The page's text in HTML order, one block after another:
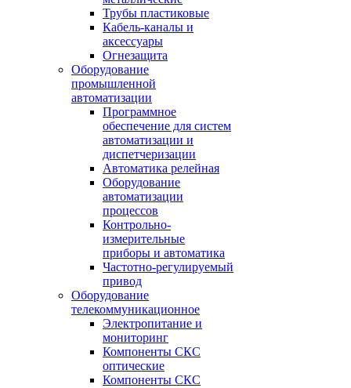
Трубы пластиковые
Кабель-каналы и
аксессуары
Огнезащита
Оборудование
промышленной
автоматизации
Программное
обеспечение для систем
автоматизации и
диспетчеризации
Автоматика релейная
Оборудование
автоматизации
процессов
Контрольно-
измерительные
приборы и автоматика
Частотно-регулируемый
привод
Оборудование
телекоммуникационное
Электропитание и
мониторинг
Компоненты СКС
оптические
Компоненты СКС